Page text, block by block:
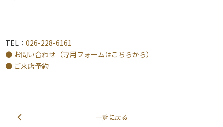
TEL： 026-228-6161
● お問い合わせ（専用フォームはこちらから）
● ご来店予約
一覧に戻る